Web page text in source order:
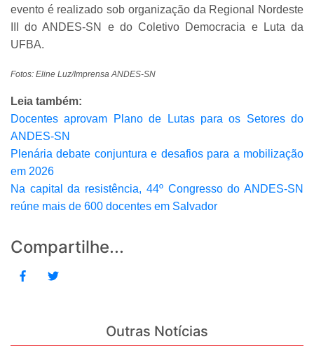
evento é realizadosob organização da Regional Nordeste
III do ANDES-SN e do Coletivo Democracia e Luta da
UFBA.
Fotos: Eline Luz/Imprensa ANDES-SN
Leia também:
Docentes aprovam Plano de Lutas para os Setores do
ANDES-SN
Plenária debate conjuntura e desafios para a mobilização
em 2026
Na capital da resistência, 44º Congresso do ANDES-SN
reúne mais de 600 docentes em Salvador
Compartilhe...
Outras Notícias